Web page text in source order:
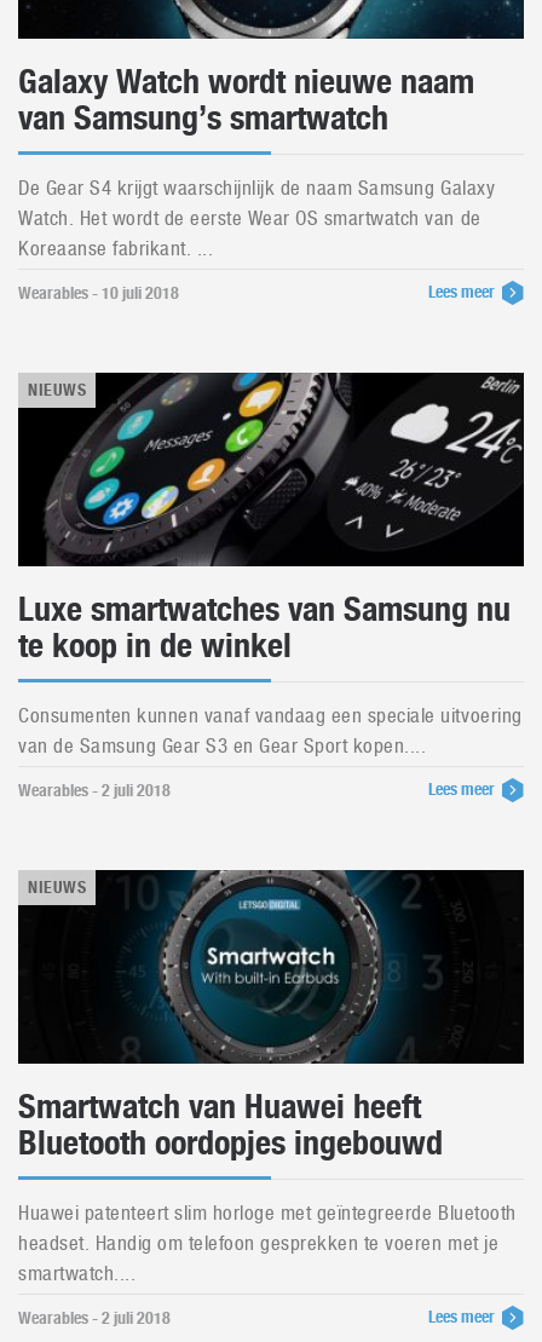
Galaxy Watch wordt nieuwe naam
van Samsung’s smartwatch
De Gear S4 krijgt waarschijnlijk de naam Samsung Galaxy
Watch. Het wordt de eerste Wear OS smartwatch van de
Koreaanse fabrikant. ...
Wearables - 10 juli 2018 Lees meer
NIEUWS
Luxe smartwatches van Samsung nu
te koop in de winkel
Consumenten kunnen vanaf vandaag een speciale uitvoering
van de Samsung Gear S3 en Gear Sport kopen....
Wearables - 2 juli 2018 Lees meer
NIEUWS
Smartwatch van Huawei heeft
Bluetooth oordopjes ingebouwd
Huawei patenteert slim horloge met geïntegreerde Bluetooth
headset. Handig om telefoon gesprekken te voeren met je
smartwatch....
Wearables - 2 juli 2018 Lees meer